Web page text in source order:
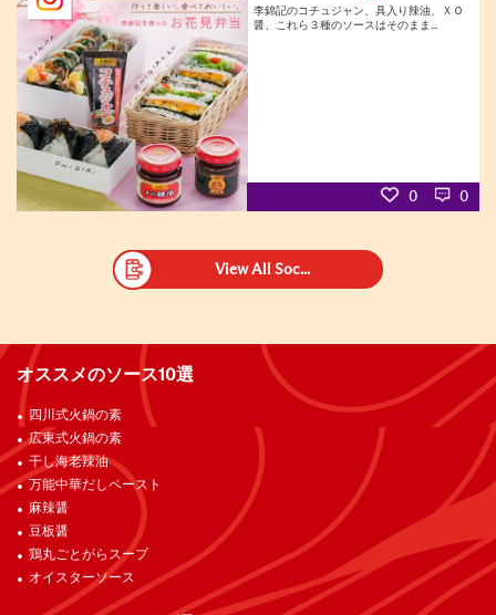
李錦記のコチュジャン、具入り辣油、ＸＯ
醤、これら３種のソースはそのまま...
0 0
View All Soc...
オススメのソース10選
四川式火鍋の素
広東式火鍋の素
干し海老辣油
万能中華だしペースト
麻辣醤
豆板醤
鶏丸ごとがらスープ
オイスターソース